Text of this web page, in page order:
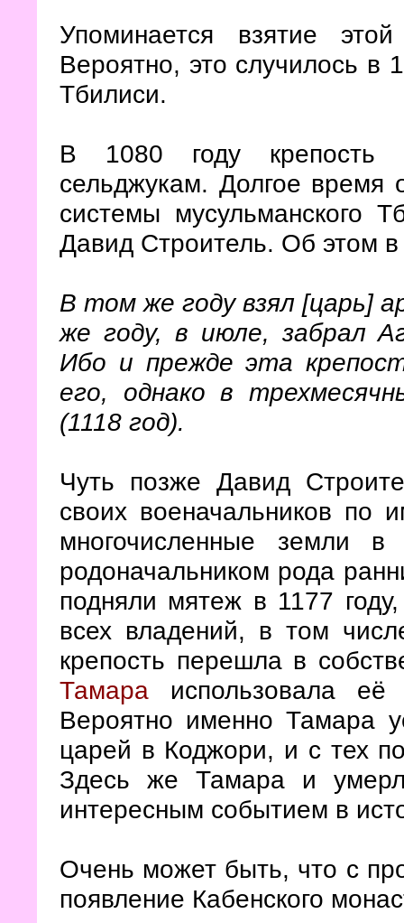
Упоминается взятие
Вероятно, это случилось в
Тбилиси.
В 1080 году крепость
сельджукам. Долгое время
системы мусульманского
Давид Строитель. Об этом в
В том же году взял [царь]
же году, в июле, забрал
Ибо и прежде эта
его, однако в
(1118 год).
Чуть позже Давид
своих военачальников по
многочисленные земли
родоначальником рода
подняли мятеж в 1177
всех владений, в том
крепость перешла в
Тамара использовала
Вероятно именно Тамара
царей в Коджори, и с тех
Здесь же Тамара и
интересным событием в
Очень может быть, что с
появление Кабенского